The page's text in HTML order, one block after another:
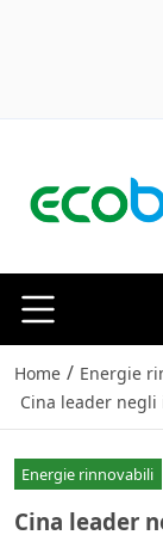
Home / Energie
Cina leader
Energie rinnovabili
Cina leader